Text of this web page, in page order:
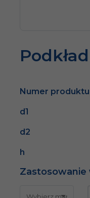
Numer produktu
d1
d2
h
Zastosowanie